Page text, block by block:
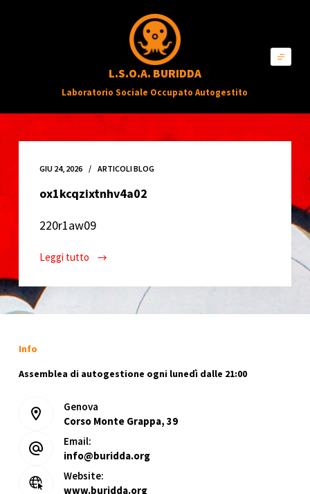
a
u
t
o
L.S.O.A. BURIDDA
Laboratorio Sociale Occupato Autogestito
GIU 24, 2026 ARTICOLI BLOG
ox1kcqzixtnhv4a02
220r1aw09
Leggi tutto
ox1kcqzixtnhv4a02
Info
Assemblea di autogestione ogni lunedì dalle 21:00
Genova
Corso Monte Grappa, 39
Email:
info@buridda.org
Website:
www.buridda.org